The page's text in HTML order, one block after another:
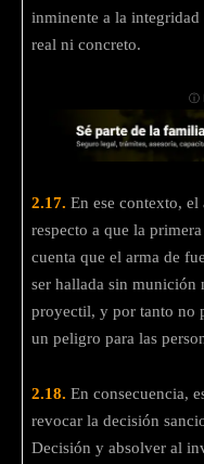
inminente a la integridad
real ni concreto.
ⓘ
2.17. En ese contexto, el
respecto a que la
cuenta que el arma de
ser hallada sin munición
proyectil, y por tanto no
un peligro para las
2.18. En consecuencia,
revocar la decisión
Decisión y absolver al